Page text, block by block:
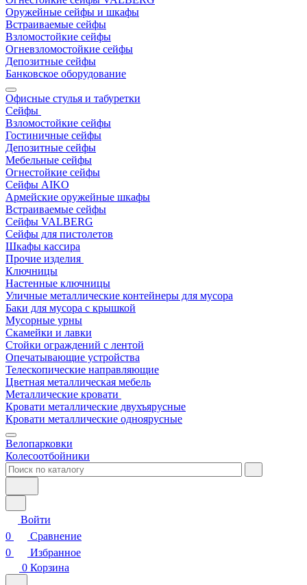
Оружейные сейфы и шкафы
Встраиваемые сейфы
Взломостойкие сейфы
Огневзломостойкие сейфы
Депозитные сейфы
Банковское оборудование
Офисные стулья и табуретки
Сейфы
Взломостойкие сейфы
Гостиничные сейфы
Депозитные сейфы
Мебельные сейфы
Огнестойкие сейфы
Сейфы AIKO
Армейские оружейные шкафы
Встраиваемые сейфы
Сейфы VALBERG
Сейфы для пистолетов
Шкафы кассира
Прочие изделия
Ключницы
Настенные ключницы
Уличные металлические контейнеры для мусора
Баки для мусора с крышкой
Мусорные урны
Скамейки и лавки
Стойки ограждений с лентой
Опечатывающие устройства
Телескопические направляющие
Цветная металлическая мебель
Металлические кровати
Кровати металлические двухъярусные
Кровати металлические одноярусные
Велопарковки
Колесоотбойники
Войти
0
Сравнение
0
Избранное
0 Корзина